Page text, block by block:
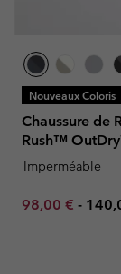
Nouveaux Coloris
Chaussure de
Rush™
Imperméable
Minimum sale
98,00 € -